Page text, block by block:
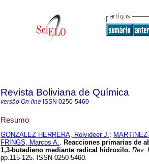
Revista Boliviana de Química
versão On-line ISSN 0250-5460
Resumo
GONZALEZ HERRERA, Rolvideer J.;
FRINGS, Marcos A.. Reacciones primarias de
1,3-butadieno mediante radical hidroxilo. Rev.
pp.115-125. ISSN 0250-5460.